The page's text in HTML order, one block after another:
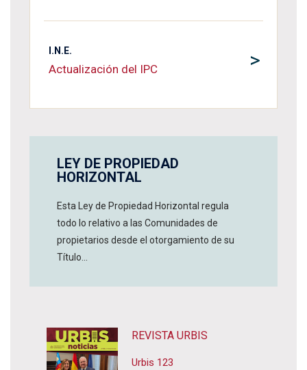
>
I.N.E.
Actualización del IPC
LEY DE PROPIEDAD
HORIZONTAL
Esta Ley de Propiedad Horizontal regula
todo lo relativo a las Comunidades de
propietarios desde el otorgamiento de su
Título...
REVISTA URBIS
Urbis 123